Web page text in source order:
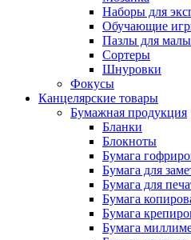
Наборы для
Обучающие
Пазлы для
Сортеры
Шнуровки
Фокусы
Канцелярские товары
Бумажная продукция
Бланки
Блокноты
Бумага
Бумага для
Бумага для
Бумага
Бумага
Бумага